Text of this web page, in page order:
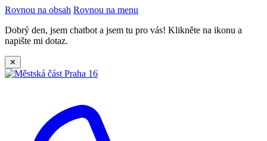
Rovnou na obsah Rovnou na menu
Dobrý den, jsem chatbot a jsem tu pro vás! Klikněte na ikonu a
napište mi dotaz.
✕